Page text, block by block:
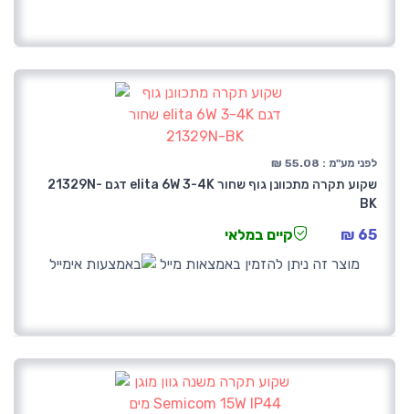
לפני מע"מ : 55.08 ₪
שקוע תקרה מתכוונן גוף שחור elita 6W 3-4K דגם 21329N-
BK
65 ₪
קיים במלאי
מוצר זה ניתן להזמין באמצאות מייל